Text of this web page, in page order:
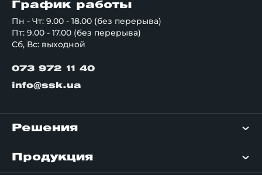
График работы
Пн - Чт: 9.00 - 18.00 (без перерыва)
Пт: 9.00 - 17.00 (без перерыва)
Сб, Вс: выходной
073 972 11 40
info@ssk.ua
Решения
Продукция